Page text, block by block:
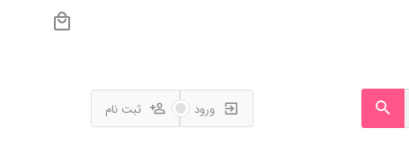
ورود ثبت نام